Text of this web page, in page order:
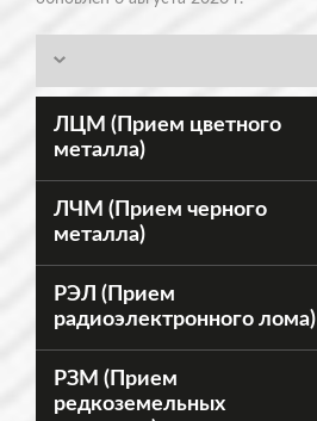
ЛЦМ (Прием цветного
металла)
ЛЧМ (Прием черного
металла)
РЭЛ (Прием
радиоэлектронного лома)
РЗМ (Прием
редкоземельных